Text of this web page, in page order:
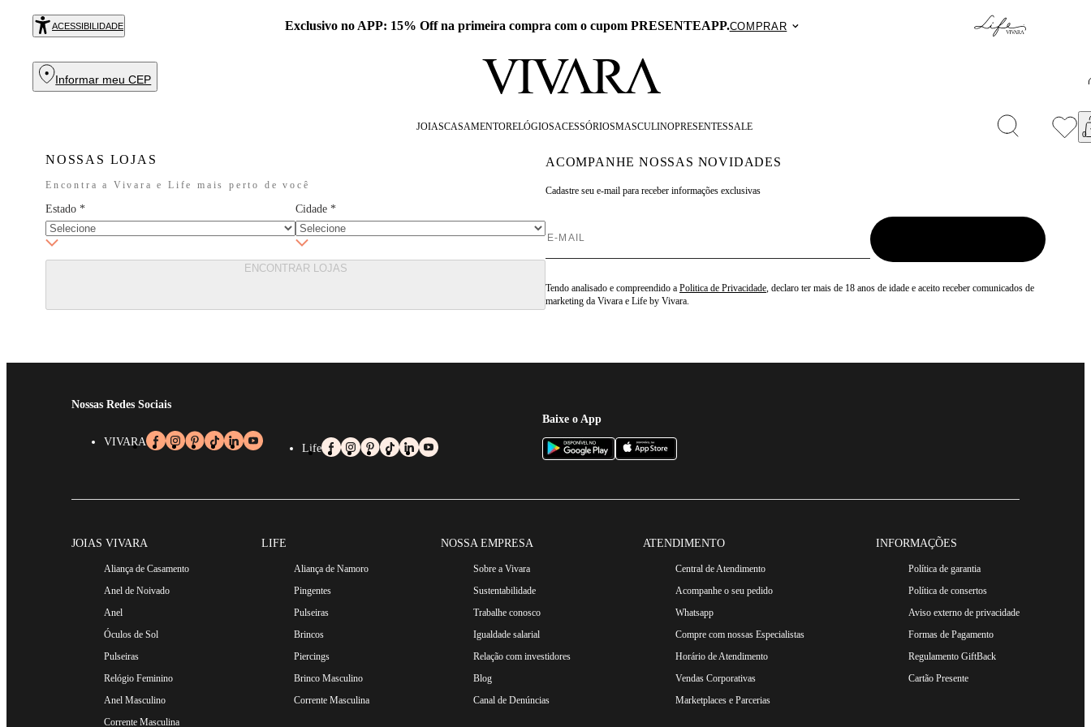
ACESSIBILIDADE Exclusivo no APP: 15% Off na primeira compra com o cupom PRESENTEAPP.COMPRAR
Informar meu CEP
JOIASCASAMENTORELÓGIOSACESSÓRIOSMASCULINOPRESENTESSALE
NOSSAS LOJAS
Encontra a Vivara e Life mais perto de você
Estado * Cidade *
ENCONTRAR LOJAS
ACOMPANHE NOSSAS NOVIDADES
Cadastre seu e-mail para receber informações exclusivas
Tendo analisado e compreendido a Politica de Privacidade, declaro ter mais de 18 anos de idade e aceito receber comunicados de
marketing da Vivara e Life by Vivara.
Nossas Redes Sociais
VIVARA
Life
Baixe o App
JOIAS VIVARA
Aliança de Casamento
Anel de Noivado
Anel
Óculos de Sol
Pulseiras
Relógio Feminino
Anel Masculino
Corrente Masculina
LIFE
Aliança de Namoro
Pingentes
Pulseiras
Brincos
Piercings
Brinco Masculino
Corrente Masculina
NOSSA EMPRESA
Sobre a Vivara
Sustentabilidade
Trabalhe conosco
Igualdade salarial
Relação com investidores
Blog
Canal de Denúncias
ATENDIMENTO
Central de Atendimento
Acompanhe o seu pedido
Whatsapp
Compre com nossas Especialistas
Horário de Atendimento
Vendas Corporativas
Marketplaces e Parcerias
INFORMAÇÕES
Política de garantia
Política de consertos
Aviso externo de privacidade
Formas de Pagamento
Regulamento GiftBack
Cartão Presente